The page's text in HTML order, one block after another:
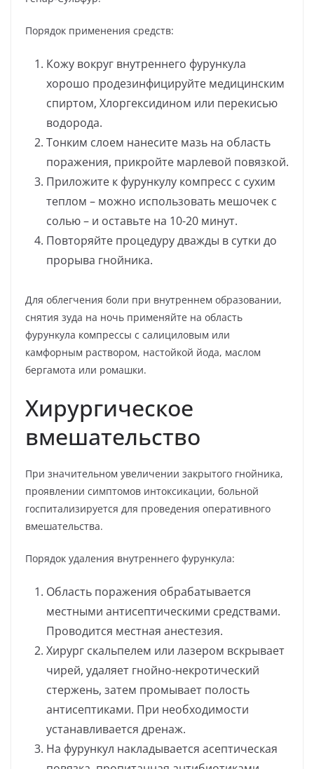
Порядок применения средств:
Кожу вокруг внутреннего фурункула
хорошо продезинфицируйте медицинским
спиртом, Хлоргексидином или перекисью
водорода.
Тонким слоем нанесите мазь на область
поражения, прикройте марлевой повязкой.
Приложите к фурункулу компресс с сухим
теплом – можно использовать мешочек с
солью – и оставьте на 10-20 минут.
Повторяйте процедуру дважды в сутки до
прорыва гнойника.
Для облегчения боли при внутреннем образовании,
снятия зуда на ночь применяйте на область
фурункула компрессы с салициловым или
камфорным раствором, настойкой йода, маслом
бергамота или ромашки.
Хирургическое
вмешательство
При значительном увеличении закрытого гнойника,
проявлении симптомов интоксикации, больной
госпитализируется для проведения оперативного
вмешательства.
Порядок удаления внутреннего фурункула:
Область поражения обрабатывается
местными антисептическими средствами.
Проводится местная анестезия.
Хирург скальпелем или лазером вскрывает
чирей, удаляет гнойно-некротический
стержень, затем промывает полость
антисептиками. При необходимости
устанавливается дренаж.
На фурункул накладывается асептическая